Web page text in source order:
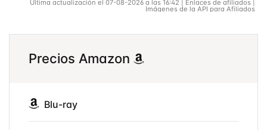
Última actualización el 07-08-2026 a las 16:42 | Enlaces de afiliados |
Imágenes de la API para Afiliados
Precios Amazon
Blu-ray